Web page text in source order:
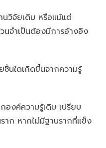
นวิจัยเดิม หรือแม้แต่
นจำเป็นต้องมีการอ้างอิง
ชิ้นใดเกิดขึ้นจากความรู้
งค์ความรู้เดิม เปรียบ
าก หากไม่มีฐานรากที่แข็ง